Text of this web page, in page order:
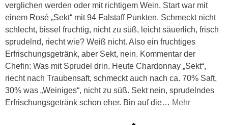
verglichen werden oder mit richtigem Wein. Start war mit
einem Rosé „Sekt“ mit 94 Falstaff Punkten. Schmeckt nicht
schlecht, bissel fruchtig, nicht zu süß, leicht säuerlich, frisch
sprudelnd, riecht wie? Weiß nicht. Also ein fruchtiges
Erfrischungsgetränk, aber Sekt, nein. Kommentar der
Chefin: Was mit Sprudel drin. Heute Chardonnay „Sekt“,
riecht nach Traubensaft, schmeckt auch nach ca. 70% Saft,
30% was „Weiniges“, nicht zu süß. Sekt nein, sprudelndes
Erfrischungsgetränk schon eher. Bin auf die… Mehr